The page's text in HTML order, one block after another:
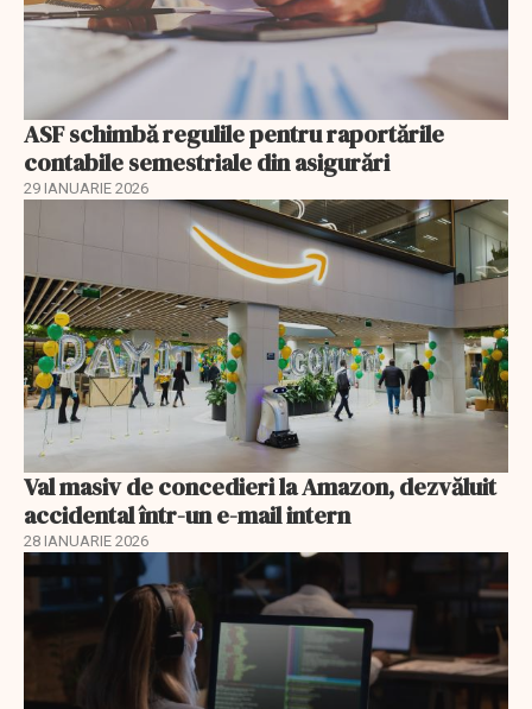
ASF schimbă regulile pentru raportările
contabile semestriale din asigurări
29 IANUARIE 2026
Val masiv de concedieri la Amazon, dezvăluit
accidental într-un e-mail intern
28 IANUARIE 2026